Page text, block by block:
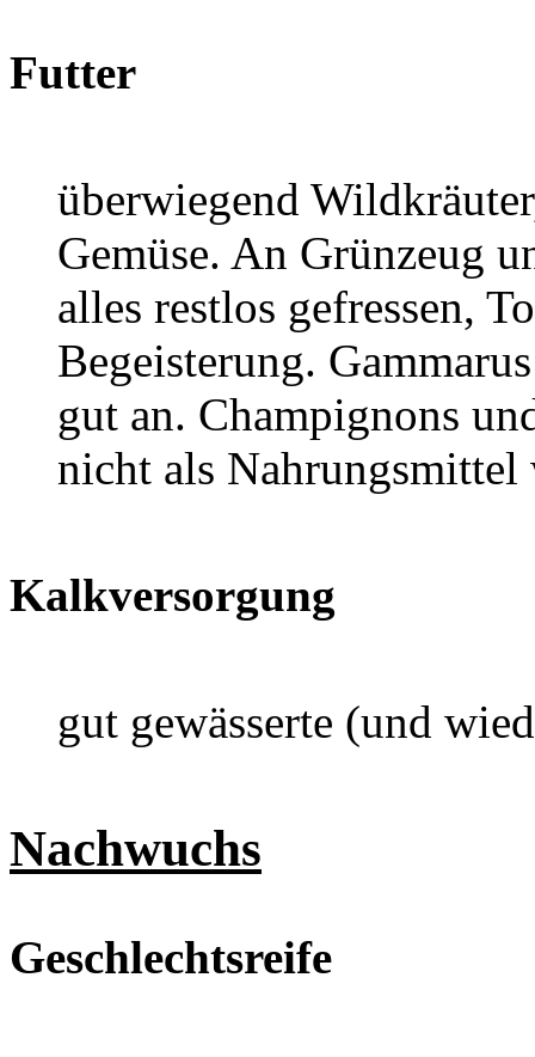
Futter
überwiegend
Gemüse. An Grünzeug
alles restlos gefressen,
Begeisterung.
gut an. Champignons
nicht als Nahrungsmittel
Kalkversorgung
gut gewässerte (und
Nachwuchs
Geschlechtsreife